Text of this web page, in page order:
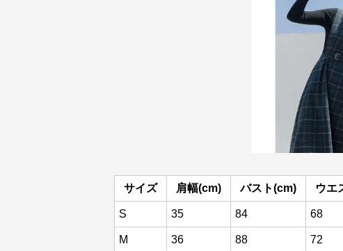
サイズ 肩幅(cm) バスト(cm) ウエ
S 35 84 68
M 36 88 72